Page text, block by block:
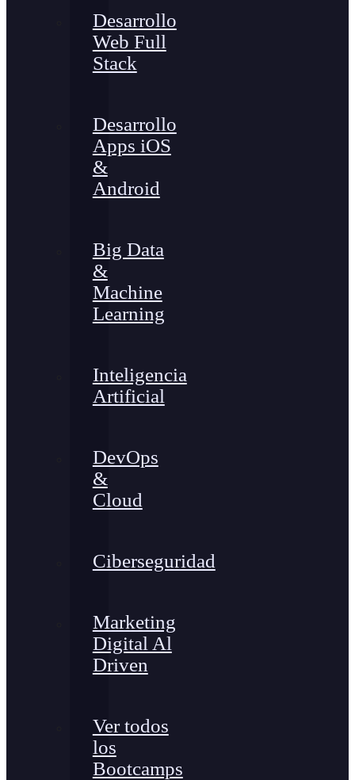
Desarrollo
Web Full
Stack
Desarrollo
Apps iOS
&
Android
Big Data
&
Machine
Learning
Inteligencia
Artificial
DevOps
&
Cloud
Ciberseguridad
Marketing
Digital Al
Driven
Ver todos
los
Bootcamps